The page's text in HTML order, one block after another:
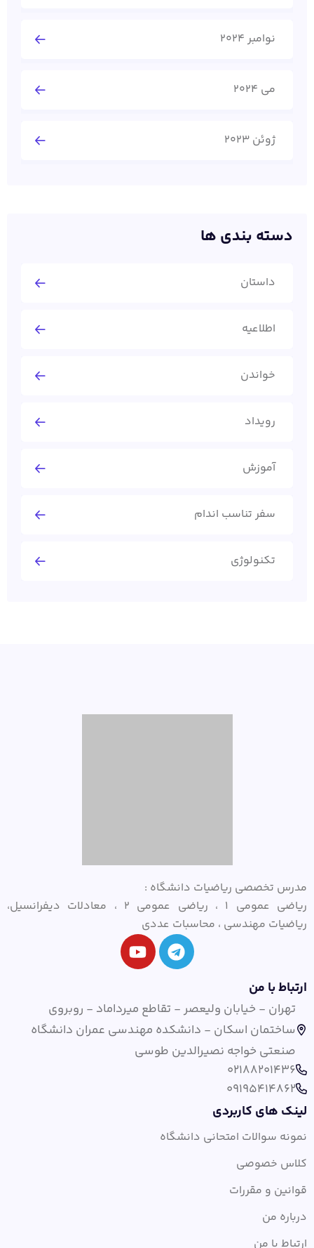
نوامبر 2024
می 2024
ژوئن 2023
دسته بندی ها
داستان
اطلاعیه
خواندن
رویداد
آموزش
سفر تناسب اندام
تکنولوژی
مدرس تخصصی ریاضیات دانشگاه :
ریاضی عمومی ۱ ، ریاضی عمومی ۲ ، معادلات دیفرانسیل،
ریاضیات مهندسی ، محاسبات عددی
ارتباط با من
تهران - خیابان ولیعصر - تقاطع میرداماد - روبروی
ساختمان اسکان - دانشکده مهندسی عمران دانشگاه
صنعتی خواجه نصیرالدین طوسی
02188201436
09195414862
لینک های کاربردی
نمونه سوالات امتحانی دانشگاه
کلاس خصوصی
قوانین و مقررات
درباره من
ارتباط با من